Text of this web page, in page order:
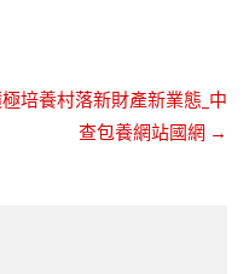
培養村落新財產新業態_中
查包養網站國網 →